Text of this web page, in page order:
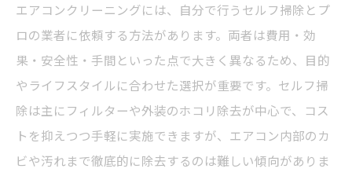
エアコンクリーニングには、自分で行うセルフ掃除とプ
ロの業者に依頼する方法があります。両者は費用・効
果・安全性・手間といった点で大きく異なるため、目的
やライフスタイルに合わせた選択が重要です。セルフ掃
除は主にフィルターや外装のホコリ除去が中心で、コス
トを抑えつつ手軽に実施できますが、エアコン内部のカ
ビや汚れまで徹底的に除去するのは難しい傾向がありま